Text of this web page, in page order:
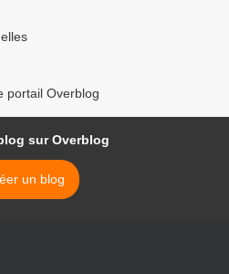
portail Overblog
sur Overblog
un blog